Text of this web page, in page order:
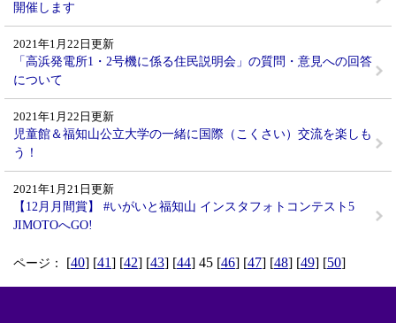
開催します
2021年1月22日更新
「高浜発電所1・2号機に係る住民説明会」の質問・意見への回答
について
2021年1月22日更新
児童館＆福知山公立大学の一緒に国際（こくさい）交流を楽しも
う！
2021年1月21日更新
【12月月間賞】 #いがいと福知山 インスタフォトコンテスト5
JIMOTOへGO!
ページ： [40] [41] [42] [43] [44] 45 [46] [47] [48] [49] [50]